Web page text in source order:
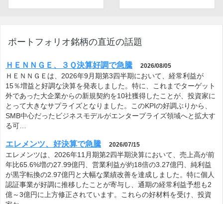
ポートフォリオ銘柄の直近の話題
ＨＥＮＮＧＥ、３Ｑ決算好調で急騰 2026/08/05
ＨＥＮＮＧＥは、2026年9月期第3四半期において、経常利益が
15％増益と好調な決算を発表しました。特に、これまでターゲット
外であった大企業からの新規契約を10社獲得したことが、投資家に
とって大きなサプライズとなりました。このKPIの好調ぶりから、
SMB中心だったビジネスモデルがエンタープライズ領域へと拡大す
る可…
エレメンツ、好決算で急騰 2026/07/15
エレメンツは、2026年11月期第2四半期決算において、売上高が前
年比65.6%増の27.99億円、営業利益が約18倍の3.27億円、純利益
が黒字転換の2.97億円と大幅な業績改善を達成しました。特に個人
認証事業が好調に推移したことが寄与し、通期の経常利益予想も2
億～3億円に上方修正されています。これらの好材料を受け、投資